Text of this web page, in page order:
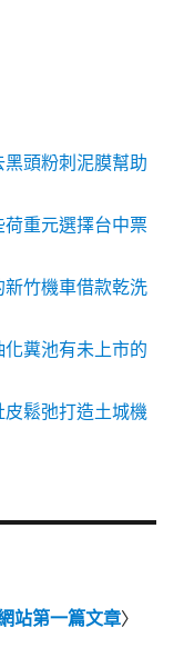
頭粉刺泥膜幫助
重元選擇台中票
竹機車借款乾洗
糞池有未上市的
鬆弛打造土城機
站第一篇文章〉